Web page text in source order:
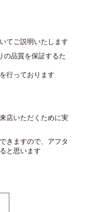
てご説明いたします
の品質を保証するた
行っております
店いただくために実
きますので、アフタ
と思います